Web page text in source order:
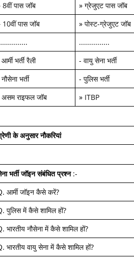
8वीं पास जॉब » ग्रेजुएट पास जॉब
10वीं पास जॉब » पोस्ट-ग्रेजुएट जॉब
...............
आर्मी भर्ती रैली - वायु सेना भर्ती
नौसेना भर्ती - पुलिस भर्ती
असम राइफल जॉब » ITBP
के अनुसार नौकरियां
भर्ती जॉइन संबंधित प्रश्न:-
आर्मी जॉइन कैसे करें?
पुलिस में कैसे शामिल हों?
भारतीय नौसेना में कैसे शामिल हों?
भारतीय वायु सेना में कैसे शामिल हों?